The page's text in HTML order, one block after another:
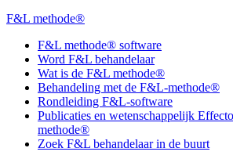
F&L methode®
F&L methode® software
Word F&L behandelaar
Wat is de F&L methode®
Behandeling met de F&L-methode®
Rondleiding F&L-software
Publicaties en wetenschappelijk
methode®
Zoek F&L behandelaar in de buurt